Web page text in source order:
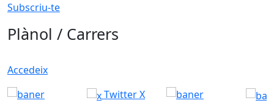
Subscriu-te
Plànol / Carrers
Accedeix
Twitter X